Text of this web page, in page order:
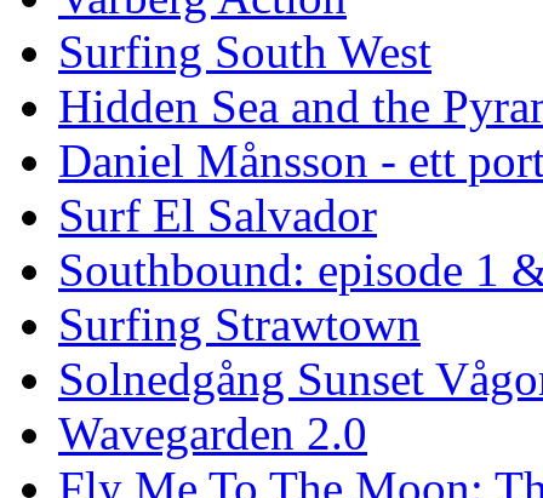
Surfing South West
Hidden Sea and the
Daniel Månsson - ett
Surf El Salvador
Southbound: episode 1
Surfing Strawtown
Solnedgång Sunset
Wavegarden 2.0
Fly Me To The Moon: